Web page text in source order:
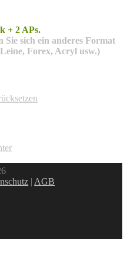
+ 2 APs.
sich ein anderes Format
Forex, Acryl usw.)
| AGB